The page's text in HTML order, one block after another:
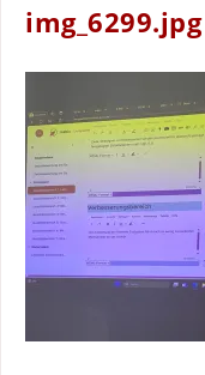
img_6299.jpg